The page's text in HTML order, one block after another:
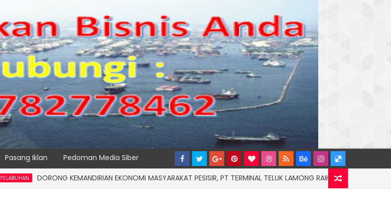
Pasang Iklan Pedoman Media Siber
DORONG KEMANDIRIAN EKONOMI MASYARAKAT PESISIR, PT TERMINAL TELUK LAMONG RAIH PENGHARGAAN